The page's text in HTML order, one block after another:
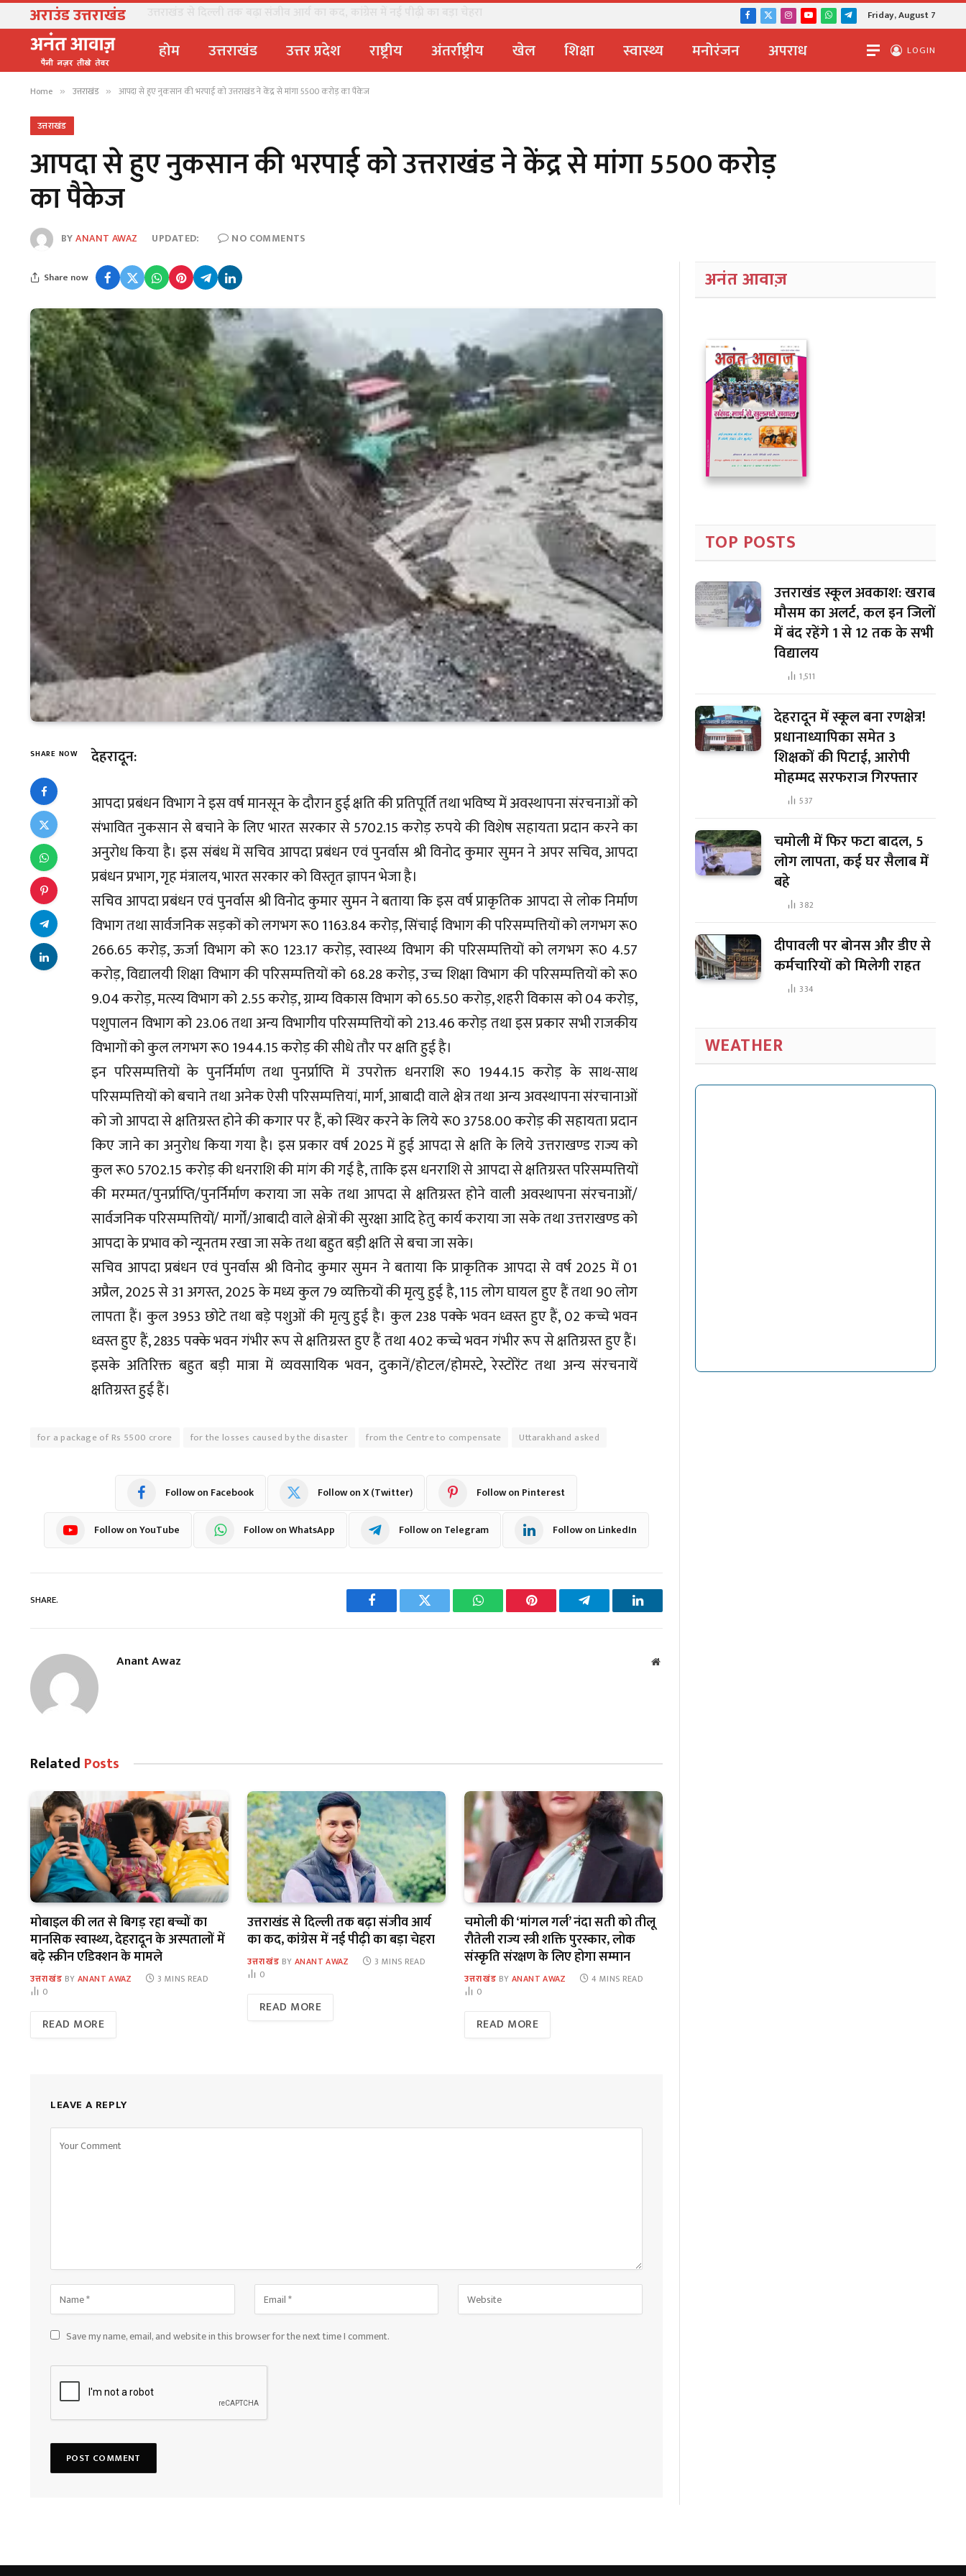
अराउंड उत्तराखंड Facebook
X
Instagram
YouTubeWhatsApp
TelegramFriday, August 7
होम उत्तराखंड उत्तर प्रदेश राष्ट्रीय अंतर्राष्ट्रीय खेल शिक्षा स्वास्थ्य मनोरंजन अपराध LOGIN
Home » उत्तराखंड » आपदा से हुए नुकसान की भरपाई को उत्तराखंड ने केंद्र से मांगा 5500 करोड़ का पैकेज
उत्तराखंड
आपदा से हुए नुकसान की भरपाई को उत्तराखंड ने केंद्र से मांगा 5500 करोड़
का पैकेज
BYANANT AWAZ UPDATED: NO COMMENTS
Share now
SHARE NOW
देहरादून:
आपदा प्रबंधन विभाग ने इस वर्ष मानसून के दौरान हुई क्षति की प्रतिपूर्ति तथा भविष्य में अवस्थापना संरचनाओं को
संभावित नुकसान से बचाने के लिए भारत सरकार से 5702.15 करोड़ रुपये की विशेष सहायता प्रदान करने का
अनुरोध किया है। इस संबंध में सचिव आपदा प्रबंधन एवं पुनर्वास श्री विनोद कुमार सुमन ने अपर सचिव, आपदा
प्रबंधन प्रभाग, गृह मंत्रालय, भारत सरकार को विस्तृत ज्ञापन भेजा है।
सचिव आपदा प्रबंधन एवं पुनर्वास श्री विनोद कुमार सुमन ने बताया कि इस वर्ष प्राकृतिक आपदा से लोक निर्माण
विभाग तथा सार्वजनिक सड़कों को लगभग रू0 1163.84 करोड़, सिंचाई विभाग की परिसम्पत्तियों को लगभग रू0
266.65 करोड़, ऊर्जा विभाग को रू0 123.17 करोड़, स्वास्थ्य विभाग की परिसम्पत्तियों को लगभग रू0 4.57
करोड़, विद्यालयी शिक्षा विभाग की परिसम्पत्तियों को 68.28 करोड़, उच्च शिक्षा विभाग की परिसम्पत्तियों को रू0
9.04 करोड़, मत्स्य विभाग को 2.55 करोड़, ग्राम्य विकास विभाग को 65.50 करोड़, शहरी विकास को 04 करोड़,
पशुपालन विभाग को 23.06 तथा अन्य विभागीय परिसम्पत्तियों को 213.46 करोड़ तथा इस प्रकार सभी राजकीय
विभागों को कुल लगभग रू0 1944.15 करोड़ की सीधे तौर पर क्षति हुई है।
इन परिसम्पत्तियों के पुनर्निर्माण तथा पुनर्प्राप्ति में उपरोक्त धनराशि रू0 1944.15 करोड़ के साथ-साथ
परिसम्पत्तियों को बचाने तथा अनेक ऐसी परिसम्पत्तियां, मार्ग, आबादी वाले क्षेत्र तथा अन्य अवस्थापना संरचानाओं
को जो आपदा से क्षतिग्रस्त होने की कगार पर हैं, को स्थिर करने के लिये रू0 3758.00 करोड़ की सहायता प्रदान
किए जाने का अनुरोध किया गया है। इस प्रकार वर्ष 2025 में हुई आपदा से क्षति के लिये उत्तराखण्ड राज्य को
कुल रू0 5702.15 करोड़ की धनराशि की मांग की गई है, ताकि इस धनराशि से आपदा से क्षतिग्रस्त परिसम्पत्तियों
की मरम्मत/पुनर्प्राप्ति/पुनर्निर्माण कराया जा सके तथा आपदा से क्षतिग्रस्त होने वाली अवस्थापना संरचनाओं/
सार्वजनिक परिसम्पत्तियों/ मार्गों/आबादी वाले क्षेत्रों की सुरक्षा आदि हेतु कार्य कराया जा सके तथा उत्तराखण्ड को
आपदा के प्रभाव को न्यूनतम रखा जा सके तथा बहुत बड़ी क्षति से बचा जा सके।
सचिव आपदा प्रबंधन एवं पुनर्वास श्री विनोद कुमार सुमन ने बताया कि प्राकृतिक आपदा से वर्ष 2025 में 01
अप्रैल, 2025 से 31 अगस्त, 2025 के मध्य कुल 79 व्यक्तियों की मृत्यु हुई है, 115 लोग घायल हुए हैं तथा 90 लोग
लापता हैं। कुल 3953 छोटे तथा बड़े पशुओं की मृत्यु हुई है। कुल 238 पक्के भवन ध्वस्त हुए हैं, 02 कच्चे भवन
ध्वस्त हुए हैं, 2835 पक्के भवन गंभीर रूप से क्षतिग्रस्त हुए हैं तथा 402 कच्चे भवन गंभीर रूप से क्षतिग्रस्त हुए हैं।
इसके अतिरिक्त बहुत बड़ी मात्रा में व्यवसायिक भवन, दुकानें/होटल/होमस्टे, रेस्टोरेंट तथा अन्य संरचनायें
क्षतिग्रस्त हुई हैं।
for a package of Rs 5500 crore for the losses caused by the disaster from the Centre to compensate Uttarakhand asked
Follow on Facebook Follow on X (Twitter) Follow on Pinterest
Follow on YouTube Follow on WhatsApp Follow on Telegram Follow on LinkedIn
SHARE.
Facebook Twitter WhatsAppPinterest Telegram LinkedIn
Anant Awaz Website
Related Posts
मोबाइल की लत से बिगड़ रहा बच्चों का
मानसिक स्वास्थ्य, देहरादून के अस्पतालों में
बढ़े स्क्रीन एडिक्शन के मामले
उत्तराखंड BY ANANT AWAZ
3 MINS READ
0
READ MORE
उत्तराखंड से दिल्ली तक बढ़ा संजीव आर्य
का कद, कांग्रेस में नई पीढ़ी का बड़ा चेहरा
उत्तराखंड BY ANANT AWAZ
3 MINS READ
0
READ MORE
चमोली की ‘मांगल गर्ल’ नंदा सती को तीलू
रौतेली राज्य स्त्री शक्ति पुरस्कार, लोक
संस्कृति संरक्षण के लिए होगा सम्मान
उत्तराखंड BY ANANT AWAZ
4 MINS READ
0
READ MORE
LEAVE A REPLY
Save my name, email, and website in this browser for the next time I comment.
अनंत आवाज़
TOP POSTS
उत्तराखंड स्कूल अवकाश: खराब
मौसम का अलर्ट, कल इन जिलों
में बंद रहेंगे 1 से 12 तक के सभी
विद्यालय
1,511
देहरादून में स्कूल बना रणक्षेत्र!
प्रधानाध्यापिका समेत 3
शिक्षकों की पिटाई, आरोपी
मोहम्मद सरफराज गिरफ्तार
537
चमोली में फिर फटा बादल, 5
लोग लापता, कई घर सैलाब में
बहे
382
दीपावली पर बोनस और डीए से
कर्मचारियों को मिलेगी राहत
334
WEATHER